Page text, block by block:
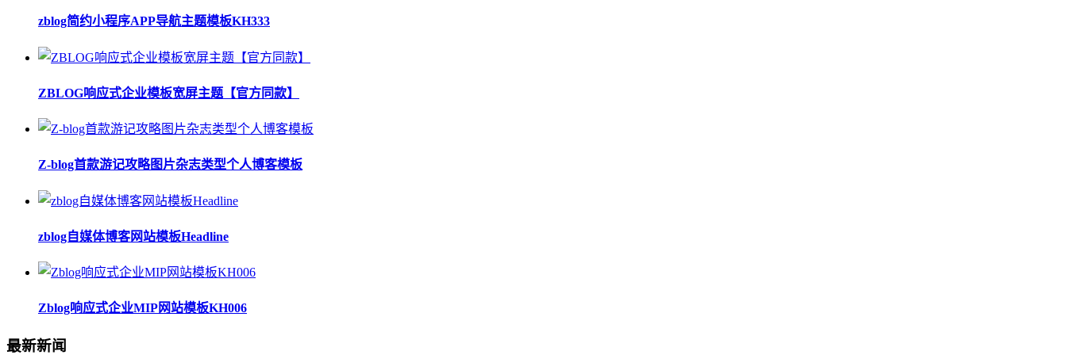
zblog简约小程序APP导航主题模板KH333
ZBLOG响应式企业模板宽屏主题【官方同款】
Z-blog首款游记攻略图片杂志类型个人博客模板
zblog自媒体博客网站模板Headline
Zblog响应式企业MIP网站模板KH006
最新新闻